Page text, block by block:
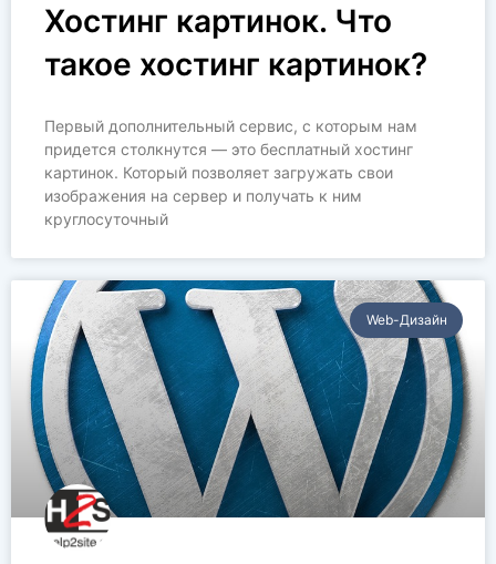
Хостинг картинок. Что
такое хостинг картинок?
Первый дополнительный сервис, с которым нам
придется столкнутся — это бесплатный хостинг
картинок. Который позволяет загружать свои
изображения на сервер и получать к ним
круглосуточный
Web-Дизайн